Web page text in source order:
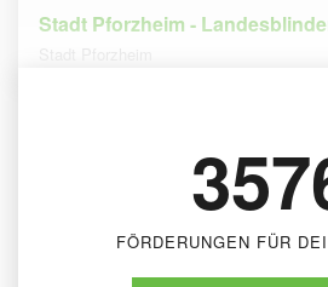
Stadt Pforzheim -
Stadt Pforzheim
FÖRDERUNGEN FÜR